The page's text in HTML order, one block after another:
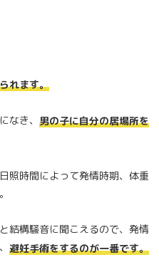
れます。
なき、 男の子に自分の居場所を
照時間によって発情時期、体重
結構騒音に聞こえるので、発情
避妊手術をするのが一番です。